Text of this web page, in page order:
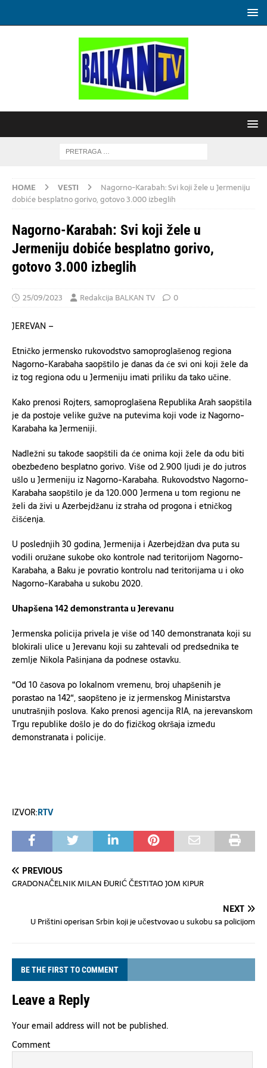
HOME VESTI
Nagorno-Karabah: Svi koji žele u Jermeniju
dobiće besplatno gorivo, gotovo 3.000 izbeglih
Nagorno-Karabah: Svi koji žele u
Jermeniju dobiće besplatno gorivo,
gotovo 3.000 izbeglih
25/09/2023 Redakcija BALKAN TV 0
JEREVAN –
Etničko jermensko rukovodstvo samoproglašenog regiona
Nagorno-Karabaha saopštilo je danas da će svi oni koji žele da
iz tog regiona odu u Jermeniju imati priliku da tako učine.
Kako prenosi Rojters, samoproglašena Republika Arah saopštila
je da postoje velike gužve na putevima koji vode iz Nagorno-
Karabaha ka Jermeniji.
Nadležni su takođe saopštili da će onima koji žele da odu biti
obezbeđeno besplatno gorivo. Više od 2.900 ljudi je do jutros
ušlo u Jermeniju iz Nagorno-Karabaha. Rukovodstvo Nagorno-
Karabaha saopštilo je da 120.000 Jermena u tom regionu ne
želi da živi u Azerbejdžanu iz straha od progona i etničkog
čišćenja.
U poslednjih 30 godina, Jermenija i Azerbejdžan dva puta su
vodili oružane sukobe oko kontrole nad teritorijom Nagorno-
Karabaha, a Baku je povratio kontrolu nad teritorijama u i oko
Nagorno-Karabaha u sukobu 2020.
Uhapšena 142 demonstranta u Jerevanu
Jermenska policija privela je više od 140 demonstranata koji su
blokirali ulice u Jerevanu koji su zahtevali od predsednika te
zemlje Nikola Pašinjana da podnese ostavku.
“Od 10 časova po lokalnom vremenu, broj uhapšenih je
porastao na 142“, saopšteno je iz jermenskog Ministarstva
unutrašnjih poslova. Kako prenosi agencija RIA, na jerevanskom
Trgu republike došlo je do do fizičkog okršaja između
demonstranata i policije.
IZVOR:RTV
PREVIOUS
GRADONAČELNIK MILAN ĐURIĆ ČESTITAO JOM KIPUR
NEXT
U Prištini operisan Srbin koji je učestvovao u sukobu sa policijom
BE THE FIRST TO COMMENT
Leave a Reply
Your email address will not be published.
Comment